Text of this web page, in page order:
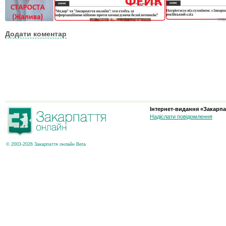
Додати коментар
© 2003-2026 Закарпаття онлайн Beta
Інтернет-видання
Надіслати повідомлення